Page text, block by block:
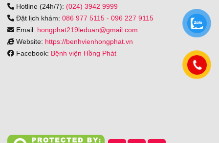
Hotline (24h/7): (024) 3942 9999
Đặt lịch khám: 086 977 5115 - 096 227 9115
Email: hongphat219leduan@gmail.com
Website: https://benhvienhongphat.vn
Facebook: Bệnh viện Hồng Phát